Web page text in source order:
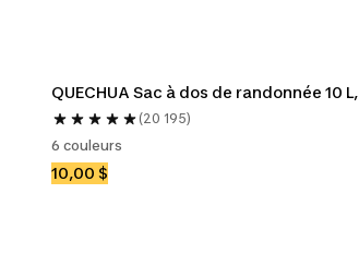
QUECHUA Sac à dos de randonnée 10
(20 195)
6 couleurs
10,00 $